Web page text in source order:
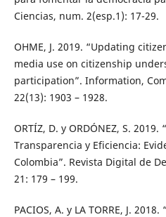
Ciencias, num. 2(esp.1): 17-29.
OHME, J. 2019. “Updating
media use on citizenship
participation”. Information,
22(13): 1903 – 1928.
ORTÍZ, D. y ORDÓNEZ, S.
Transparencia y Eficiencia:
Colombia”. Revista Digital de
21: 179 – 199.
PACIOS, A. y LA TORRE, J.